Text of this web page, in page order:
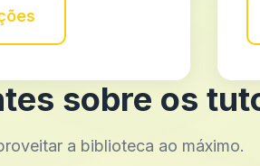
sobre os
a biblioteca ao máximo.